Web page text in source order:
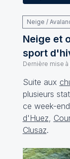
Neige /
Neige et
sport
Dernière mise à
Suite aux
plusieurs
ce week-
d'Huez,
Clusaz.